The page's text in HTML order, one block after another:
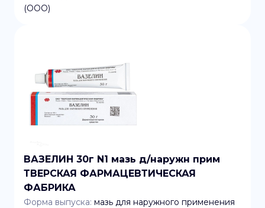
(ООО)
ВАЗЕЛИН 30г N1 мазь д/наружн прим
ТВЕРСКАЯ ФАРМАЦЕВТИЧЕСКАЯ
ФАБРИКА
Форма выпуска: мазь для наружного применения